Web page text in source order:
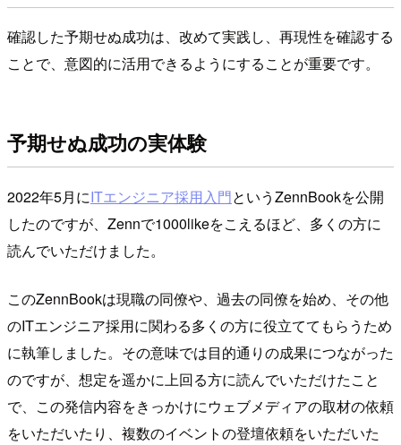
確認した予期せぬ成功は、改めて実践し、再現性を確認する
ことで、意図的に活用できるようにすることが重要です。
予期せぬ成功の実体験
2022年5月にITエンジニア採用入門というZennBookを公開
したのですが、Zennで1000likeをこえるほど、多くの方に
読んでいただけました。
このZennBookは現職の同僚や、過去の同僚を始め、その他
のITエンジニア採用に関わる多くの方に役立ててもらうため
に執筆しました。その意味では目的通りの成果につながった
のですが、想定を遥かに上回る方に読んでいただけたこと
で、この発信内容をきっかけにウェブメディアの取材の依頼
をいただいたり、複数のイベントの登壇依頼をいただいた